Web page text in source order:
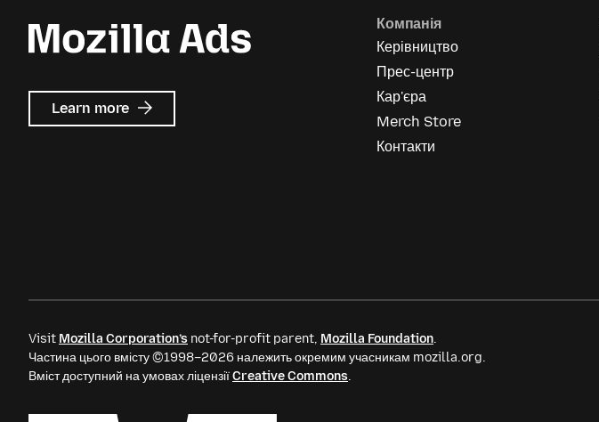
Learn more about
Mozilla
Компанія
Керівництво
Прес-центр
Кар'єра
Merch Store
Контакти
Visit Mozilla Corporation’s not-for-profit parent, Mozilla Foundation.
Частина цього вмісту ©1998–2026 належить окремим учасникам mozilla.org.
Вміст доступний на умовах ліцензіїCreative Commons.